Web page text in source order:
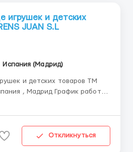
игрушек и детских
JUAN S.L
Испания (Мадрид)
и детских товаров ТМ
, Мадрид График работы-
в день 5 дней в
женщины и пары до 55 лет
Откликнуться